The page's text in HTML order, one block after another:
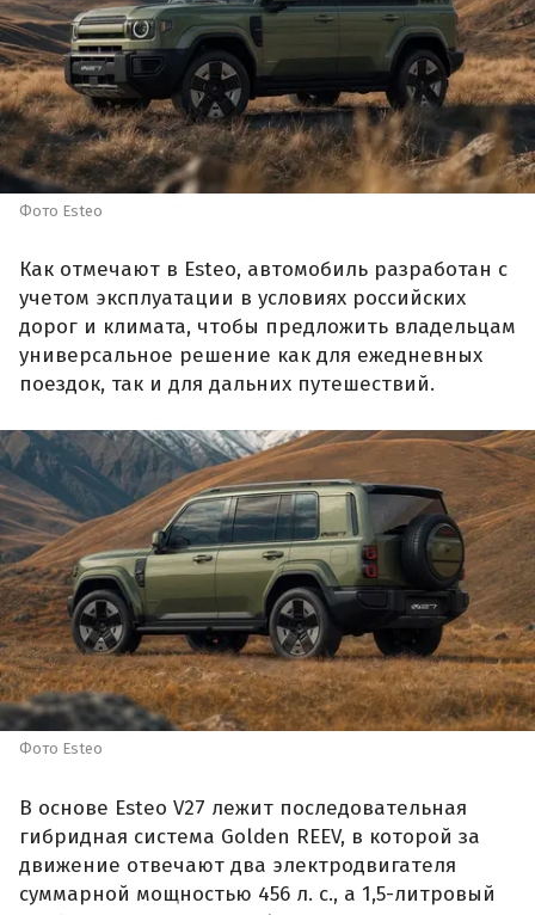
Фото Esteo
Как отмечают в Esteo, автомобиль разработан с
учетом эксплуатации в условиях российских
дорог и климата, чтобы предложить владельцам
универсальное решение как для ежедневных
поездок, так и для дальних путешествий.
Фото Esteo
В основе Esteo V27 лежит последовательная
гибридная система Golden REEV, в которой за
движение отвечают два электродвигателя
суммарной мощностью 456 л. с., а 1,5-литровый